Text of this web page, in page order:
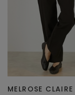
MELROSE CLAIRE